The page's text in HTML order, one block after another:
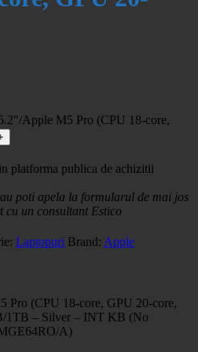
Apple M5 Pro (CPU 18-core,
platforma publica de achizitii
poti apela la formularul de mai jos
cu un consultant Estico
Laptopuri Brand: Apple
Pro (CPU 18-core, GPU 20-core,
1TB – Silver – INT KB (No
A)